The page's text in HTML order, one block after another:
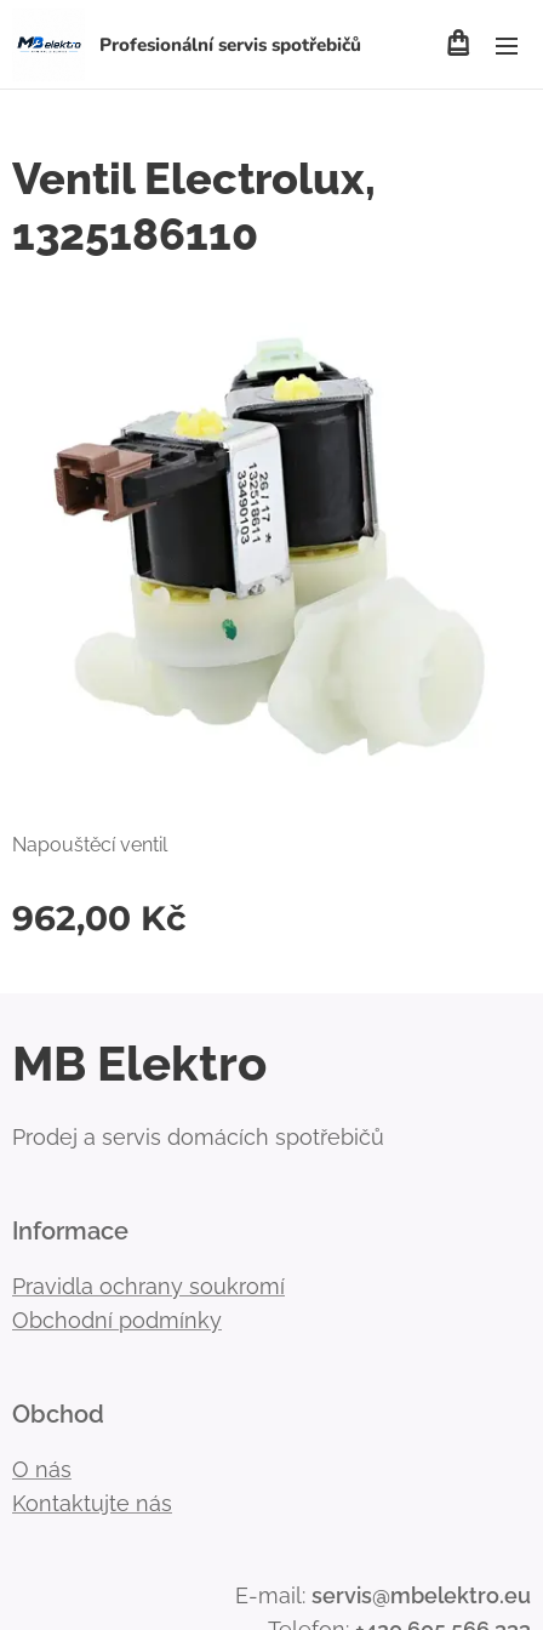
Profesionální servis spotřebičů
Ventil Electrolux,
1325186110
Napouštěcí ventil
962,00 Kč
MB Elektro
Prodej a servis domácích spotřebičů
Informace
Pravidla ochrany soukromí
Obchodní podmínky
Obchod
O nás
Kontaktujte nás
E-mail: servis@mbelektro.eu